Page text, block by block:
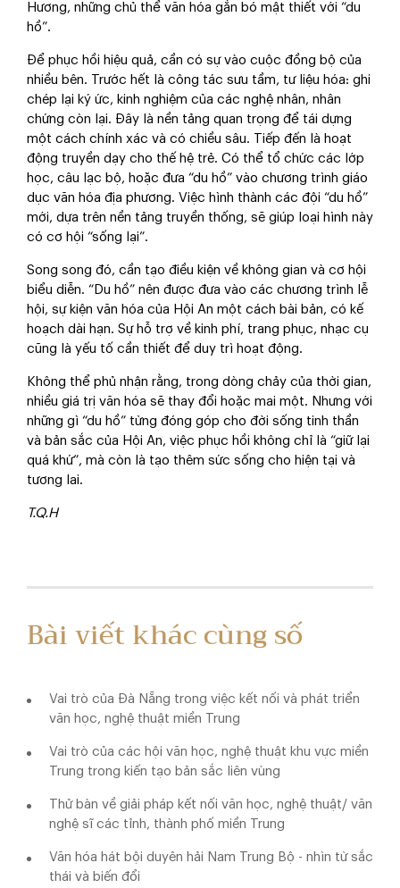
Hương, những chủ thể văn hóa gắn bó mật thiết với “du
hồ”.
Để phục hồi hiệu quả, cần có sự vào cuộc đồng bộ của
nhiều bên. Trước hết là công tác sưu tầm, tư liệu hóa: ghi
chép lại ký ức, kinh nghiệm của các nghệ nhân, nhân
chứng còn lại. Đây là nền tảng quan trọng để tái dựng
một cách chính xác và có chiều sâu. Tiếp đến là hoạt
động truyền dạy cho thế hệ trẻ. Có thể tổ chức các lớp
học, câu lạc bộ, hoặc đưa “du hồ” vào chương trình giáo
dục văn hóa địa phương. Việc hình thành các đội “du hồ”
mới, dựa trên nền tảng truyền thống, sẽ giúp loại hình này
có cơ hội “sống lại”.
Song song đó, cần tạo điều kiện về không gian và cơ hội
biểu diễn. “Du hồ” nên được đưa vào các chương trình lễ
hội, sự kiện văn hóa của Hội An một cách bài bản, có kế
hoạch dài hạn. Sự hỗ trợ về kinh phí, trang phục, nhạc cụ
cũng là yếu tố cần thiết để duy trì hoạt động.
Không thể phủ nhận rằng, trong dòng chảy của thời gian,
nhiều giá trị văn hóa sẽ thay đổi hoặc mai một. Nhưng với
những gì “du hồ” từng đóng góp cho đời sống tinh thần
và bản sắc của Hội An, việc phục hồi không chỉ là “giữ lại
quá khứ”, mà còn là tạo thêm sức sống cho hiện tại và
tương lai.
T.Q.H
Bài viết khác cùng số
Vai trò của Đà Nẵng trong việc kết nối và phát triển
văn học, nghệ thuật miền Trung
Vai trò của các hội văn học, nghệ thuật khu vực miền
Trung trong kiến tạo bản sắc liên vùng
Thử bàn về giải pháp kết nối văn học, nghệ thuật/ văn
nghệ sĩ các tỉnh, thành phố miền Trung
Văn hóa hát bội duyên hải Nam Trung Bộ - nhìn từ sắc
thái và biến đổi